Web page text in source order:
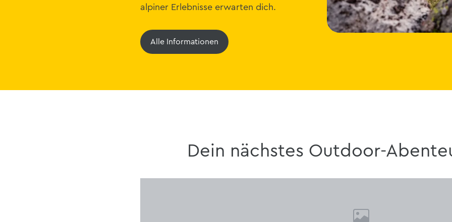
alpiner Erlebnisse erwarten dich.
Alle Informationen
Dein nächstes Outdoor-